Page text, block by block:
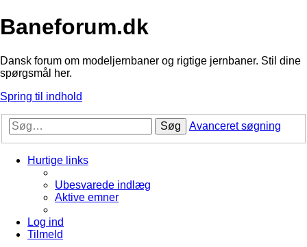
Baneforum.dk
Dansk forum om modeljernbaner og rigtige jernbaner. Stil dine
spørgsmål her.
Spring til indhold
Søg Avanceret søgning
Hurtige links
Ubesvarede indlæg
Aktive emner
Log ind
Tilmeld